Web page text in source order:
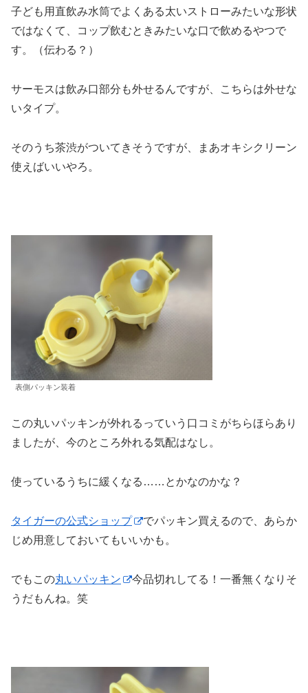
子ども用直飲み水筒でよくある太いストローみたいな形状
ではなくて、コップ飲むときみたいな口で飲めるやつで
す。（伝わる？）
サーモスは飲み口部分も外せるんですが、こちらは外せな
いタイプ。
そのうち茶渋がついてきそうですが、まあオキシクリーン
使えばいいやろ。
表側パッキン装着
この丸いパッキンが外れるっていう口コミがちらほらあり
ましたが、今のところ外れる気配はなし。
使っているうちに緩くなる……とかなのかな？
タイガーの公式ショップ
でパッキン買えるので、あらか
じめ用意しておいてもいいかも。
でもこの丸いパッキン
今品切れしてる！一番無くなりそ
うだもんね。笑